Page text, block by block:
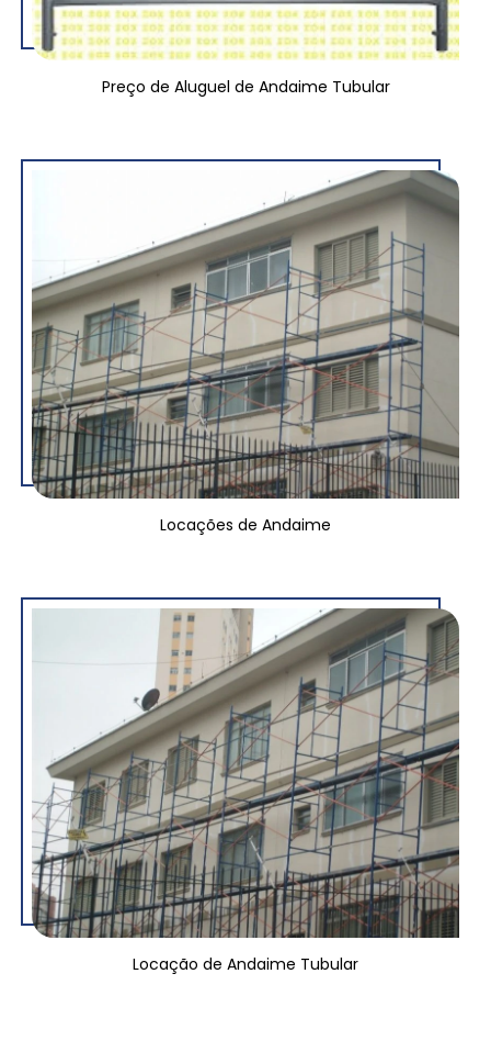
Preço de Aluguel de Andaime Tubular
Locações de Andaime
Locação de Andaime Tubular